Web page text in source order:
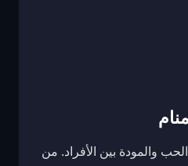
والمودة بين الأفراد. من